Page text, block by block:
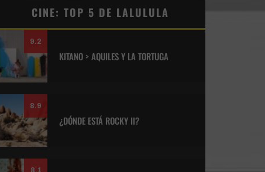
CINE: TOP 5 DE LALULULA
9.2
KITANO > AQUILES Y LA TORTUGA
8.9
¿DÓNDE ESTÁ ROCKY II?